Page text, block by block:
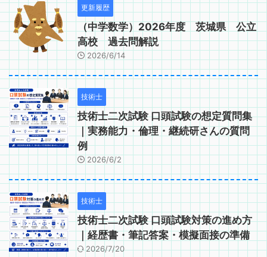
更新履歴
（中学数学）2026年度 茨城県 公立
高校 過去問解説
2026/6/14
技術士
技術士二次試験 口頭試験の想定質問集
｜実務能力・倫理・継続研さんの質問
例
2026/6/2
技術士
技術士二次試験 口頭試験対策の進め方
｜経歴書・筆記答案・模擬面接の準備
2026/7/20